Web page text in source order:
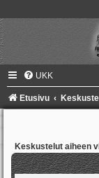
UKK
Etusivu
Keskustelut aiheen